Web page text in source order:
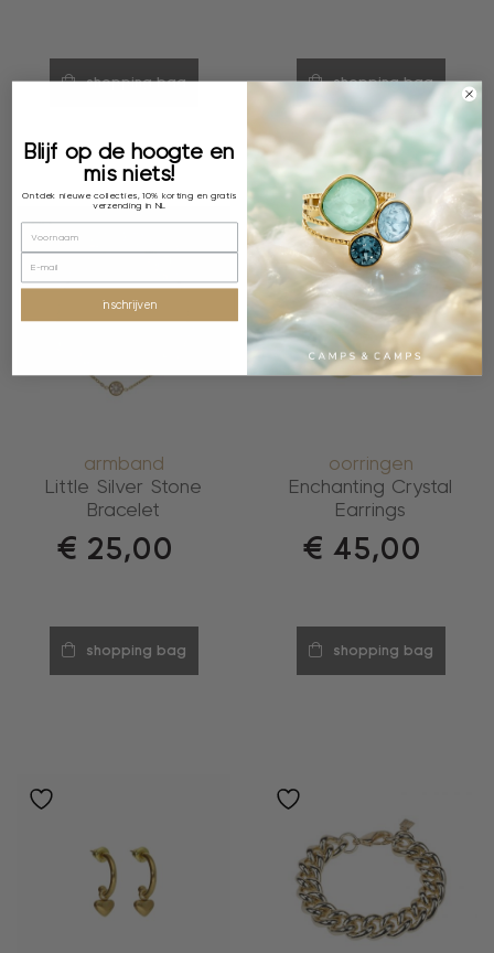
shopping bag shopping bag
armband
Little Silver Stone
Bracelet
€ 25,00
shopping bag
oorringen
Enchanting Crystal
Earrings
€ 45,00
shopping bag
Blijf op de hoogte en
mis niets!
Ontdek nieuwe collecties, 10% korting en gratis
verzending in NL
inschrijven